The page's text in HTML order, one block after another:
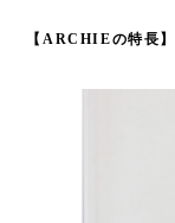
【ARCHIEの特長】